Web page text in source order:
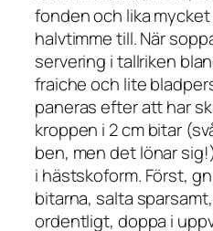
fonden och lika
halvtimme till. När
servering i tallriken
fraiche och lite
paneras efter att har
kroppen i 2 cm bitar
ben, men det lönar
i hästskoform. Först,
bitarna, salta
ordentligt, doppa i